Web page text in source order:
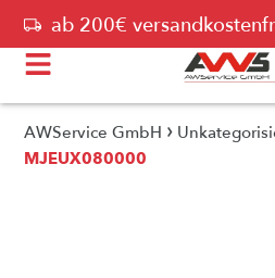
ab 200€
AWService GmbH ›
MJEUX080000